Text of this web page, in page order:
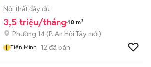
Nội thất đầy đủ
3,5 triệu/tháng 18 m²
Phường 14 (P. An Hội Tây mới)
T Tiến Minh 12 đã bán